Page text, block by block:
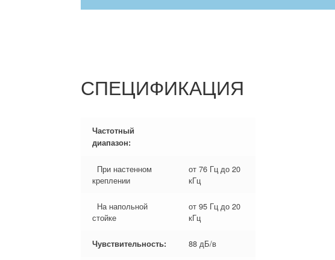
СПЕЦИФИКАЦИЯ
Частотный
диапазон:
При настенном
креплении
от 76 Гц до 20
кГц
На напольной
стойке
от 95 Гц до 20
кГц
Чувствительность: 88 дБ/в